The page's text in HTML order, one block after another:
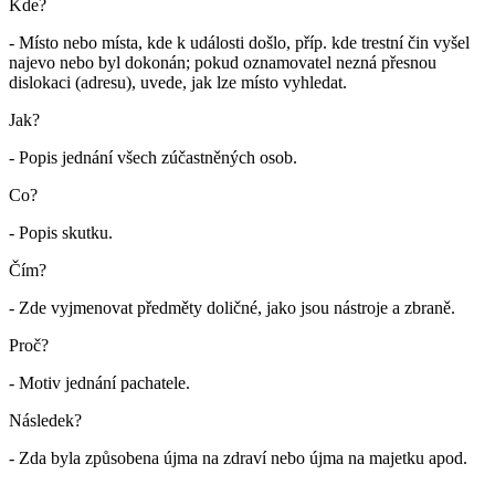
Kde?
- Místo nebo místa, kde k události došlo, příp. kde trestní čin vyšel
najevo nebo byl dokonán; pokud oznamovatel nezná přesnou
dislokaci (adresu), uvede, jak lze místo vyhledat.
Jak?
- Popis jednání všech zúčastněných osob.
Co?
- Popis skutku.
Čím?
- Zde vyjmenovat předměty doličné, jako jsou nástroje a zbraně.
Proč?
- Motiv jednání pachatele.
Následek?
- Zda byla způsobena újma na zdraví nebo újma na majetku apod.